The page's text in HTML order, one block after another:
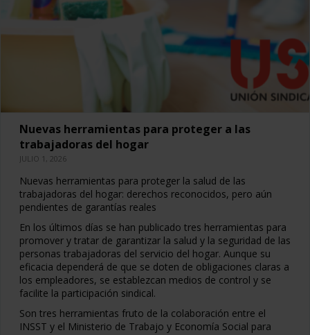
Nuevas herramientas para proteger a las
trabajadoras del hogar
JULIO 1, 2026
Nuevas herramientas para proteger la salud de las
trabajadoras del hogar: derechos reconocidos, pero aún
pendientes de garantías reales
En los últimos días se han publicado tres herramientas para
promover y tratar de garantizar la salud y la seguridad de las
personas trabajadoras del servicio del hogar. Aunque su
eficacia dependerá de que se doten de obligaciones claras a
los empleadores, se establezcan medios de control y se
facilite la participación sindical.
Son tres herramientas fruto de la colaboración entre el
INSST y el Ministerio de Trabajo y Economía Social para